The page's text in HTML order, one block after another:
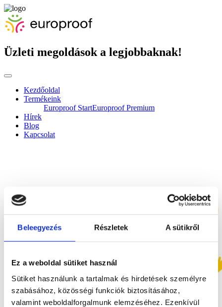
Beleegyezés Részletek A sütikről
Ez a weboldal sütiket használ
Sütiket használunk a tartalmak és hirdetések személyre
szabásához, közösségi funkciók biztosításához,
valamint weboldalforgalmunk elemzéséhez. Ezenkívül
Üzleti megoldások a legjobbaknak!
Kezdőoldal
Termékeink
Europroof StartEuroproof Premium
Hírek
Blog
Kapcsolat